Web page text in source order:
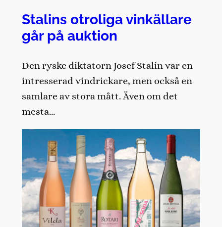
Stalins otroliga vinkällare
går på auktion
Den ryske diktatorn Josef Stalin var en
intresserad vindrickare, men också en
samlare av stora mått. Även om det
mesta…